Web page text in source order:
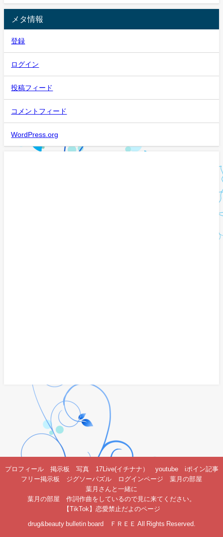
メタ情報
登録
ログイン
投稿フィード
コメントフィード
WordPress.org
プロフィール 掲示板 写真 17Live(イチナナ） youtube
iポイン記事
フリー掲示板
ジグソーパズル ログインページ
葉月の部屋
葉月さんと一緒に
葉月の部屋 作詞作曲をしているので見に来てください。
【TikTok】恋愛禁止だよのページ
drug&beauty bulletin board ＦＲＥＥ All Rights Reserved.